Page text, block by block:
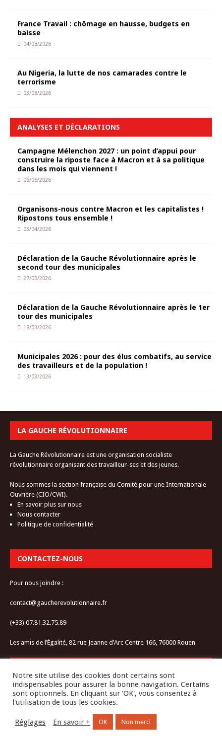
France Travail : chômage en hausse, budgets en
baisse
04/08/2026
Au Nigeria, la lutte de nos camarades contre le
terrorisme
03/08/2026
ANALYSES ET DÉCLARATIONS
Campagne Mélenchon 2027 : un point d’appui pour
construire la riposte face à Macron et à sa politique
dans les mois qui viennent !
06/05/2026
Organisons-nous contre Macron et les capitalistes !
Ripostons tous ensemble !
03/04/2026
Déclaration de la Gauche Révolutionnaire après le
second tour des municipales
27/03/2026
Déclaration de la Gauche Révolutionnaire après le 1er
tour des municipales
18/03/2026
Municipales 2026 : pour des élus combatifs, au service
des travailleurs et de la population !
13/03/2026
LA GAUCHE RÉVOLUTIONNAIRE
La Gauche Révolutionnaire est une organisation socialiste
révolutionnaire organisant des travailleur-ses et des jeunes.
Nous sommes la section française du Comité pour une Internationale
Ouvrière (CIO/CWI).
En savoir plus sur nous
Nous contacter
Politique de confidentialité
CONTACTEZ-NOUS
Pour nous joindre :
contact@gaucherevolutionnaire.fr
(+33) 07.81.32.75.89
Les amis de l’Égalité, 82 rue Jeanne d’Arc Centre 166, 76000 Rouen
Notre site utilise des cookies dont certains sont
indispensables pour assurer la bonne navigation. Certains
sont optionnels. En cliquant sur 'OK', vous consentez à
l'utilisation de tous les cookies.
Réglages En savoir + OK Non merci